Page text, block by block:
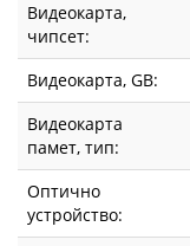
Видеокарта,
чипсет:
Видеокарта, GВ:
Видеокарта
памет, тип:
Оптично
устройство: